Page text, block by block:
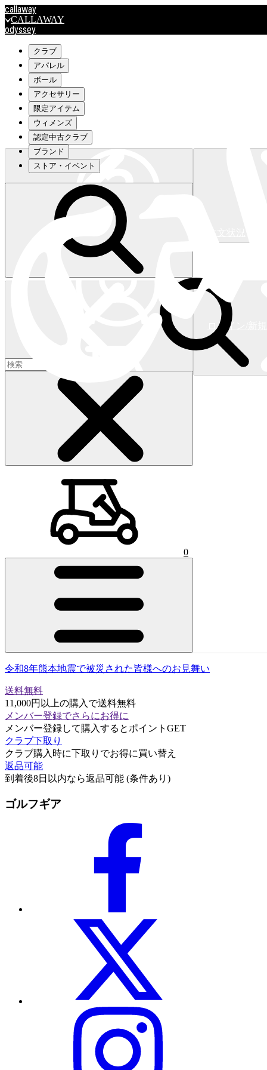
callaway
CALLAWAY
odyssey
travismathew
outlet
OUTLET
キャロウェイアパレルはこちら>>>
キャロウェイアパレルはこちら>>>
ログイン/新
ショッピングカート 0)
クラブ
アパレル
ボール
アクセサリー
限定アイテム
ウィメンズ
認定中古クラブ
ブランド
ストア・イベント
0
令和8年熊本地震で被災された皆様へのお見舞い
送料無料
11,000円以上の購入で送料無料
メンバー登録でさらにお得に
メンバー登録して購入するとポイントGET
クラブ下取り
クラブ購入時に下取りでお得に買い替え
返品可能
到着後8日以内なら返品可能 (条件あり)
ゴルフギア